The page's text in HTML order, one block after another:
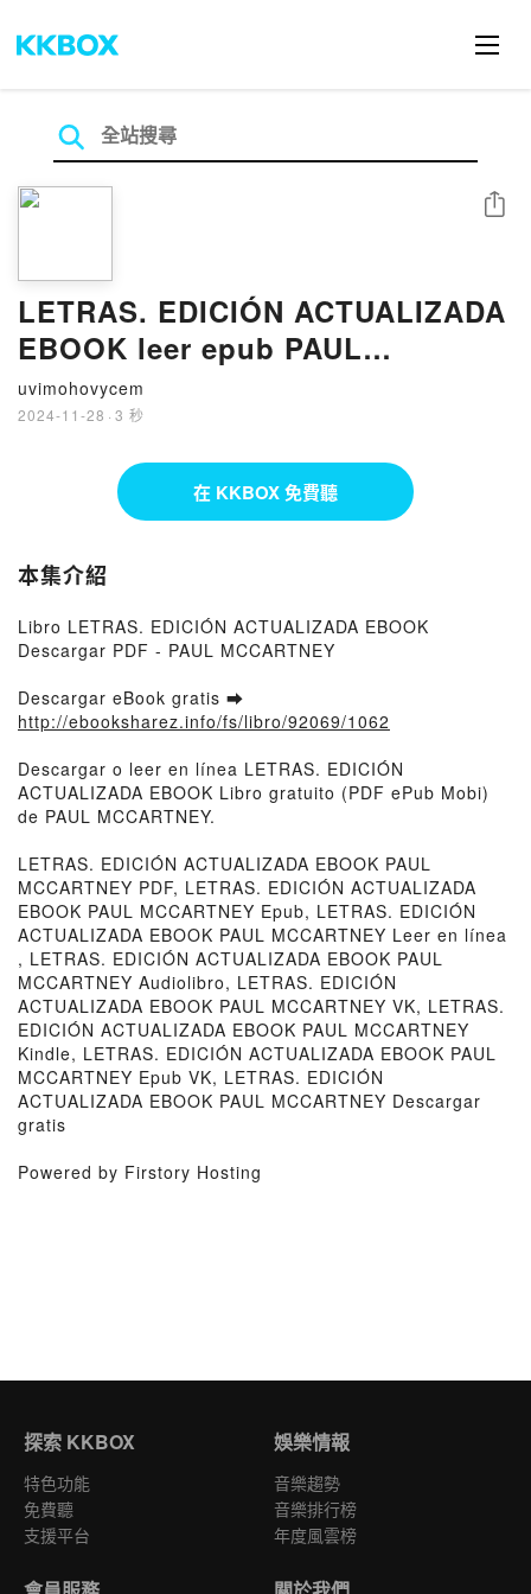
LETRAS. EDICIÓN ACTUALIZADA
EBOOK leer epub PAUL
MCCARTNEY
uvimohovycem
2024-11-28 · 3 秒
分享
在 KKBOX 免費聽
本集介紹
Libro LETRAS. EDICIÓN ACTUALIZADA EBOOK
Descargar PDF - PAUL MCCARTNEY
Descargar eBook gratis ➡
http://ebooksharez.info/fs/libro/92069/1062
Descargar o leer en línea LETRAS. EDICIÓN
ACTUALIZADA EBOOK Libro gratuito (PDF ePub Mobi)
de PAUL MCCARTNEY.
LETRAS. EDICIÓN ACTUALIZADA EBOOK PAUL
MCCARTNEY PDF, LETRAS. EDICIÓN ACTUALIZADA
EBOOK PAUL MCCARTNEY Epub, LETRAS. EDICIÓN
ACTUALIZADA EBOOK PAUL MCCARTNEY Leer en línea
, LETRAS. EDICIÓN ACTUALIZADA EBOOK PAUL
MCCARTNEY Audiolibro, LETRAS. EDICIÓN
ACTUALIZADA EBOOK PAUL MCCARTNEY VK, LETRAS.
EDICIÓN ACTUALIZADA EBOOK PAUL MCCARTNEY
Kindle, LETRAS. EDICIÓN ACTUALIZADA EBOOK PAUL
MCCARTNEY Epub VK, LETRAS. EDICIÓN
ACTUALIZADA EBOOK PAUL MCCARTNEY Descargar
gratis
Powered by Firstory Hosting
探索 KKBOX
特色功能
免費聽
支援平台
娛樂情報
音樂趨勢
音樂排行榜
年度風雲榜